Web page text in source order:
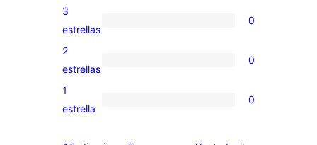
valoraciones
de
0
valoraciones
de
3
estrellas
0
0
valoraciones
de
estrellas
2
estrellas
0
0
1
estrella
0